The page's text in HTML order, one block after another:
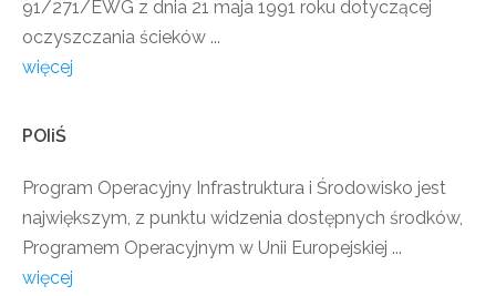
91/271/EWG z dnia 21 maja 1991 roku dotyczącej
oczyszczania ścieków ...
więcej
POIiŚ
Program Operacyjny Infrastruktura i Środowisko jest
największym, z punktu widzenia dostępnych środków,
Programem Operacyjnym w Unii Europejskiej ...
więcej